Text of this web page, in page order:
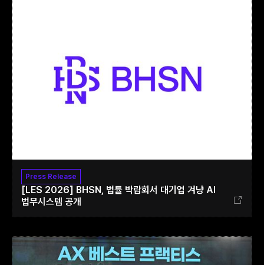
Press Release
[LES 2026] BHSN, 법률 박람회서 대기업 겨냥 AI
법무시스템 공개